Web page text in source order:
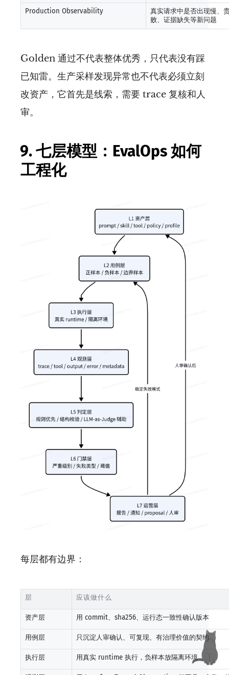
Production Observability
真实请求中是否出现慢、
败、证据缺失等新问题
Golden 通过不代表整体优秀，只代表没有踩
已知雷。生产采样发现异常也不代表必须立刻
改资产，它首先是线索，需要 trace 复核和人
审。
9. 七层模型：EvalOps 如何
工程化
每层都有边界：
层 应该做什么
资产层 用 commit、sha256、运行态一致性确认版本
用例层 只沉淀人审确认、可复现、有治理价值的契约
执行层 用真实 runtime 执行，负样本放隔离环境